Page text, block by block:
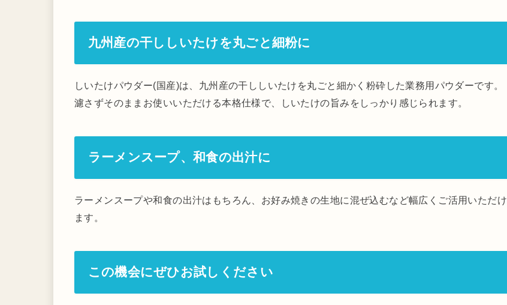
九州産の干ししいたけを丸ごと細粉に
しいたけパウダー(国産)は、九州産の干ししいたけを丸ごと細かく粉砕した業務用パウダーです。
濾さずそのままお使いいただける本格仕様で、しいたけの旨みをしっかり感じられます。
ラーメンスープ、和食の出汁に
ラーメンスープや和食の出汁はもちろん、お好み焼きの生地に混ぜ込むなど幅広くご活用いただけ
ます。
この機会にぜひお試しください